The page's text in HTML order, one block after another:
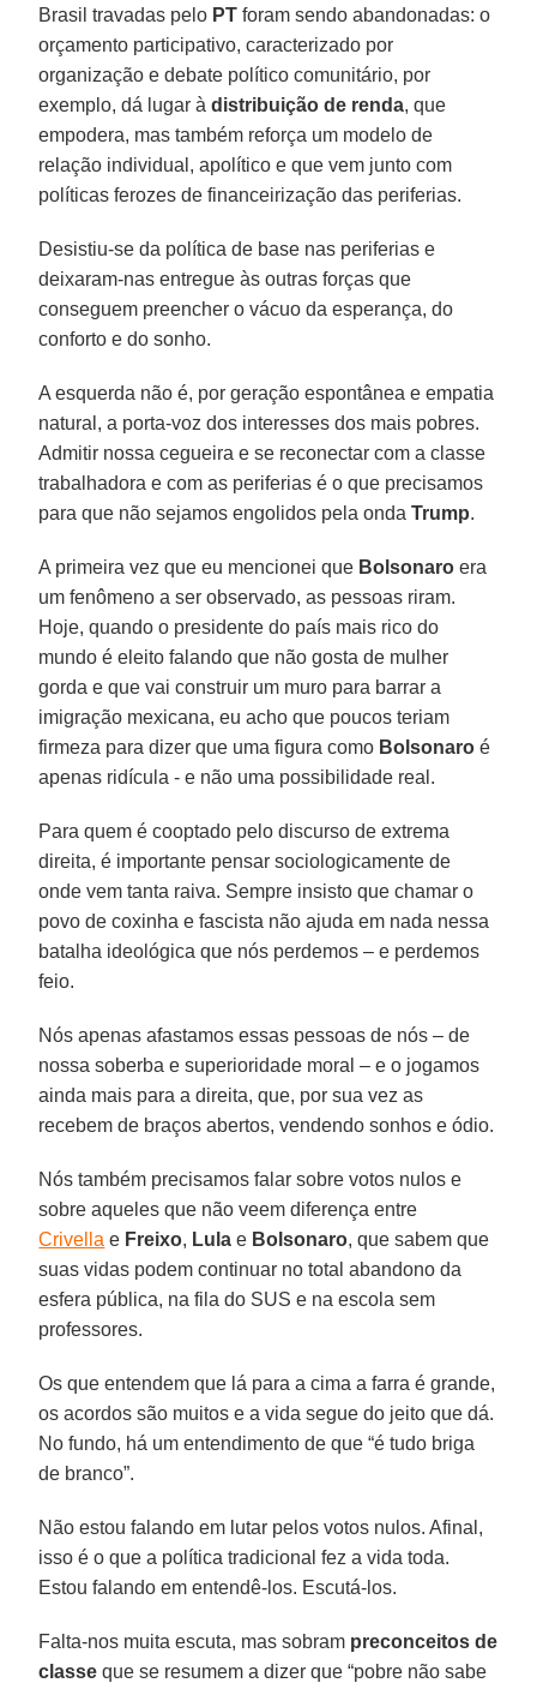
Brasil travadas pelo PT foram sendo abandonadas: o
orçamento participativo, caracterizado por
organização e debate político comunitário, por
exemplo, dá lugar àdistribuição de renda, que
empodera, mas também reforça um modelo de
relação individual, apolítico e que vem junto com
políticas ferozes de financeirização das periferias.
Desistiu-se da política de base nas periferias e
deixaram-nas entregue às outras forças que
conseguem preencher o vácuo da esperança, do
conforto e do sonho.
A esquerda não é, por geração espontânea e empatia
natural, a porta-voz dos interesses dos mais pobres.
Admitir nossa cegueira e se reconectar com a classe
trabalhadora e com as periferias é o que precisamos
para que não sejamos engolidos pela ondaTrump.
A primeira vez que eu mencionei que Bolsonaro era
um fenômeno a ser observado, as pessoas riram.
Hoje, quando o presidente do país mais rico do
mundo é eleito falando que não gosta de mulher
gorda e que vai construir um muro para barrar a
imigração mexicana, eu acho que poucos teriam
firmeza para dizer que uma figura como Bolsonaro é
apenas ridícula - e não uma possibilidade real.
Para quem é cooptado pelo discurso de extrema
direita, é importante pensar sociologicamente de
onde vem tanta raiva. Sempre insisto que chamar o
povo de coxinha e fascista não ajuda em nada nessa
batalha ideológica que nós perdemos – e perdemos
feio.
Nós apenas afastamos essas pessoas de nós – de
nossa soberba e superioridade moral – e o jogamos
ainda mais para a direita, que, por sua vez as
recebem de braços abertos, vendendo sonhos e ódio.
Nós também precisamos falar sobre votos nulos e
sobre aqueles que não veem diferença entre
Crivella e Freixo, Lula e Bolsonaro, que sabem que
suas vidas podem continuar no total abandono da
esfera pública, na fila do SUS e na escola sem
professores.
Os que entendem que lá para a cima a farra é grande,
os acordos são muitos e a vida segue do jeito que dá.
No fundo, há um entendimento de que “é tudo briga
de branco”.
Não estou falando em lutar pelos votos nulos. Afinal,
isso é o que a política tradicional fez a vida toda.
Estou falando em entendê-los. Escutá-los.
Falta-nos muita escuta, mas sobram preconceitos de
classe que se resumem a dizer que “pobre não sabe